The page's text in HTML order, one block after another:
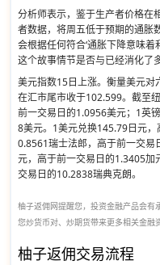
分析师表示，鉴于生产者价格在
者数据，将周五低于预期的通胀
会根据任何符合‘通胀下降意味
这个故事情节是否与已经消化了
美元指数15日上涨。衡量美元对
在汇市尾市收于102.599。截至
前一交易日的1.0956美元；1英
8美元。1美元兑换145.79日元
0.8561瑞士法郎，高于前一交
元，高于前一交易日的1.3405
交易日的10.2838瑞典克朗。
柚子返佣网提醒您，投资金融产品会有
您炒货币对、炒期货带来更多相关金融
柚子返佣交易流程